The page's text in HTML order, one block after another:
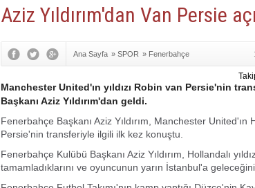
Foto Galeri Video Galeri
Aziz Yıldırım'dan Van Persie
Ana Sayfa » SPOR » Fenerbahçe
Manchester United'ın yıldızı Robin van Persie'nin
Başkanı Aziz Yıldırım'dan geldi.
Fenerbahçe Başkanı Aziz Yıldırım, Manchester
Persie'nin transferiyle ilgili ilk kez konuştu.
Fenerbahçe Kulübü Başkanı Aziz Yıldırım, Hollandalı
tamamladıklarını ve oyuncunun yarın İstanbul'a geleceğini